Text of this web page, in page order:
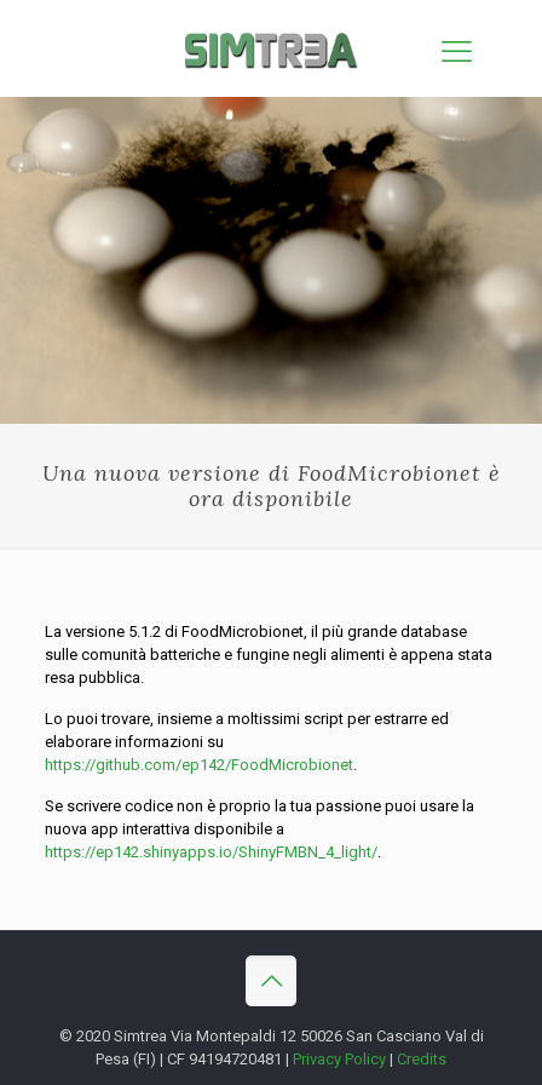
Una nuova versione di FoodMicrobionet è
ora disponibile
La versione 5.1.2 di FoodMicrobionet, il più grande database
sulle comunità batteriche e fungine negli alimenti è appena stata
resa pubblica.
Lo puoi trovare, insieme a moltissimi script per estrarre ed
elaborare informazioni su
https://github.com/ep142/FoodMicrobionet.
Se scrivere codice non è proprio la tua passione puoi usare la
nuova app interattiva disponibile a
https://ep142.shinyapps.io/ShinyFMBN_4_light/.
© 2020 Simtrea Via Montepaldi 12 50026 San Casciano Val di
Pesa (FI) | CF 94194720481 | Privacy Policy | Credits